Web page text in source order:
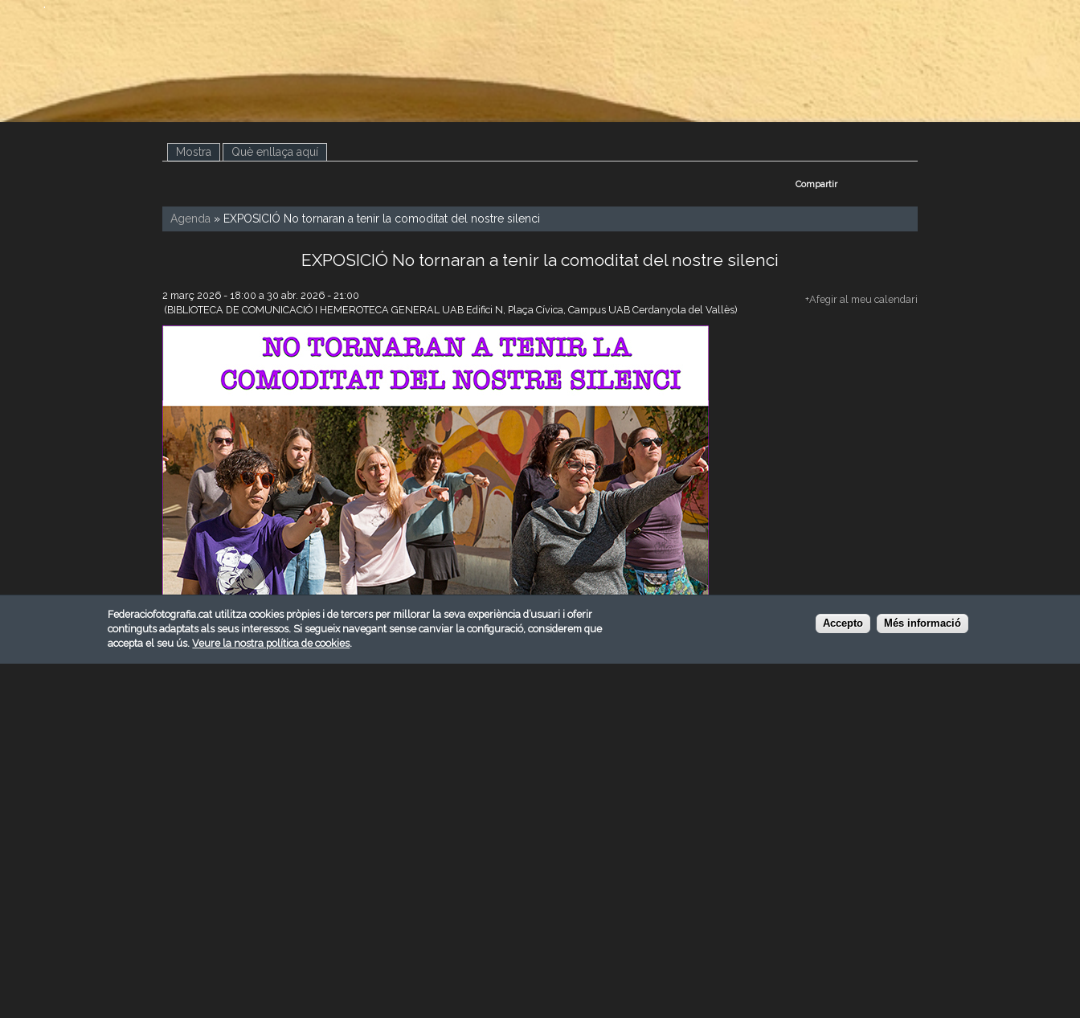
Mostra (pestanya activa)
Què enllaça aquí
Compartir
Agenda » EXPOSICIÓ No tornaran a tenir la comoditat del nostre silenci
EXPOSICIÓ No tornaran a tenir la comoditat del nostre silenci
2 març 2026 - 18:00 a 30 abr. 2026 - 21:00
+Afegir al meu calendari
(BIBLIOTECA DE COMUNICACIÓ I HEMEROTECA GENERAL UAB Edifici N, Plaça Cívica, Campus UAB Cerdanyola del Vallès)
Federaciofotografia.cat utilitza cookies pròpies i de tercers per millorar la seva experiència d’usuari i oferir
continguts adaptats als seus interessos. Si segueix navegant sense canviar la configuració, considerem que
accepta el seu ús.Veure la nostra política de cookies.
Accepto Més informació